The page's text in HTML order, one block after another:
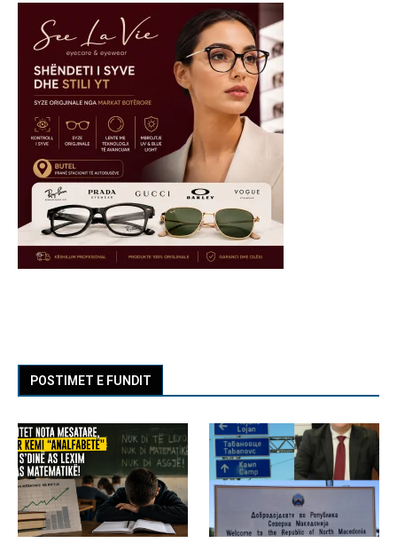
POSTIMET E FUNDIT